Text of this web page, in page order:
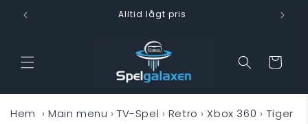
vidare
till
Alltid lågt pris
Varukorg
Hem › Main menu › TV-Spel › Retro › Xbox 360 › Tiger